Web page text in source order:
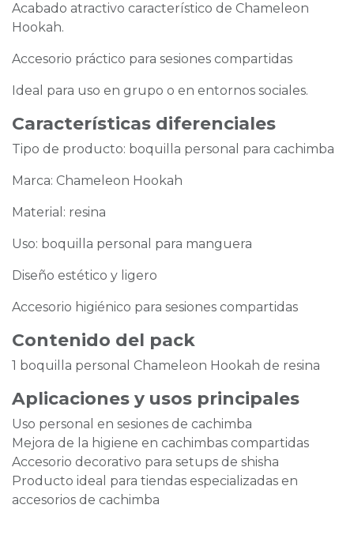
Acabado atractivo característico de Chameleon
Hookah.
Accesorio práctico para sesiones compartidas
Ideal para uso en grupo o en entornos sociales.
Características diferenciales
Tipo de producto: boquilla personal para cachimba
Marca: Chameleon Hookah
Material: resina
Uso: boquilla personal para manguera
Diseño estético y ligero
Accesorio higiénico para sesiones compartidas
Contenido del pack
1 boquilla personal Chameleon Hookah de resina
Aplicaciones y usos principales
Uso personal en sesiones de cachimba
Mejora de la higiene en cachimbas compartidas
Accesorio decorativo para setups de shisha
Producto ideal para tiendas especializadas en
accesorios de cachimba